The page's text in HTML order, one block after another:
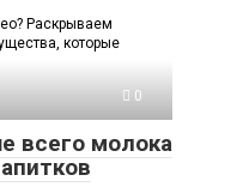
Раскрываем
которые
0
всего молока